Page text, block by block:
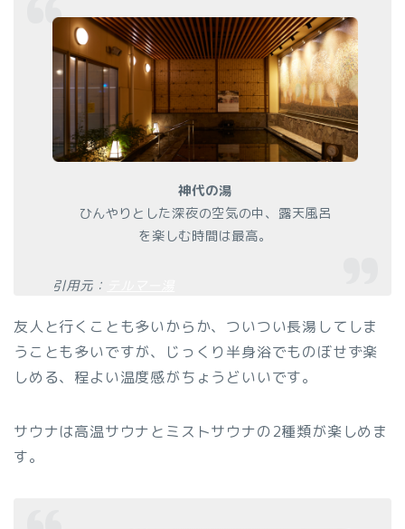
神代の湯
ひんやりとした深夜の空気の中、露天風呂
を楽しむ時間は最高。
引用元：
友人と行くことも多いからか、ついつい長湯してしま
うことも多いですが、じっくり半身浴でものぼせず楽
しめる、程よい温度感がちょうどいいです。
サウナは高温サウナとミストサウナの2種類が楽しめま
す。